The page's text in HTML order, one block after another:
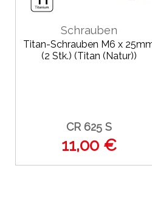
Schrauben
Titan-Schrauben M6 x
(2 Stk.) (Titan (Natur))
CR 625 S
11,00 €